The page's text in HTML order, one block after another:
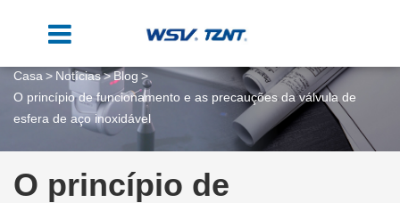
Casa Notícias
Blog
O princípio de funcionamento e as precauções da válvula de
esfera de aço inoxidável
O princípio de